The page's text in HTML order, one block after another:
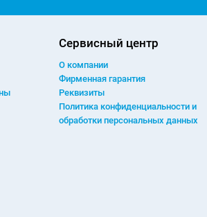
Сервисный центр
О компании
Фирменная гарантия
Реквизиты
Политика конфиденциальности и
обработки персональных данных